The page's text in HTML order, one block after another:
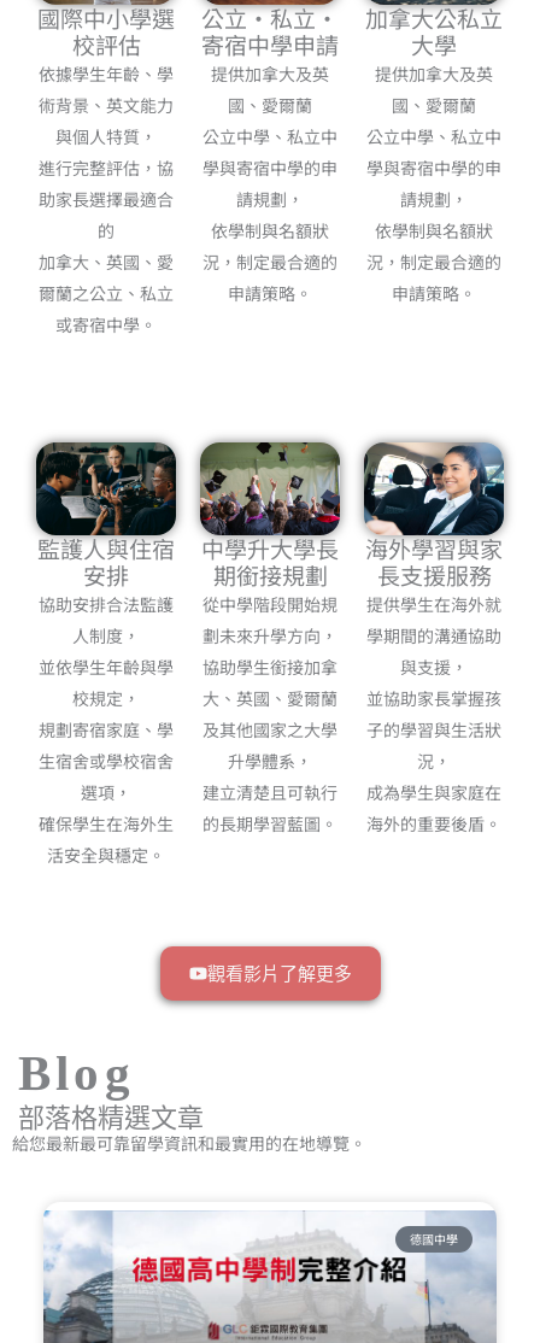
國際中小學選
校評估
依據學生年齡、學
術背景、英文能力
與個人特質，
進行完整評估，協
助家長選擇最適合
的
加拿大、英國、愛
爾蘭之公立、私立
或寄宿中學。
公立・私立・
寄宿中學申請
提供加拿大及英
國、愛爾蘭
公立中學、私立中
學與寄宿中學的申
請規劃，
依學制與名額狀
況，制定最合適的
申請策略。
加拿大公私立
大學
提供加拿大及英
國、愛爾蘭
公立中學、私立中
學與寄宿中學的申
請規劃，
依學制與名額狀
況，制定最合適的
申請策略。
監護人與住宿
安排
協助安排合法監護
人制度，
並依學生年齡與學
校規定，
規劃寄宿家庭、學
生宿舍或學校宿舍
選項，
確保學生在海外生
活安全與穩定。
中學升大學長
期銜接規劃
從中學階段開始規
劃未來升學方向，
協助學生銜接加拿
大、英國、愛爾蘭
及其他國家之大學
升學體系，
建立清楚且可執行
的長期學習藍圖。
海外學習與家
長支援服務
提供學生在海外就
學期間的溝通協助
與支援，
並協助家長掌握孩
子的學習與生活狀
況，
成為學生與家庭在
海外的重要後盾。
觀看影片了解更多
Blog
部落格精選文章
給您最新最可靠留學資訊和最實用的在地導覽。
德國中學